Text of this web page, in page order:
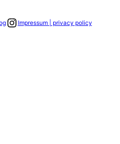
Link zum Instagram Account
Impressum | privacy policy